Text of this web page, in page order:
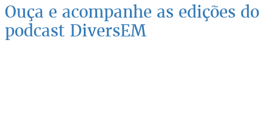
Ouça e acompanhe as edições do
podcast DiversEM